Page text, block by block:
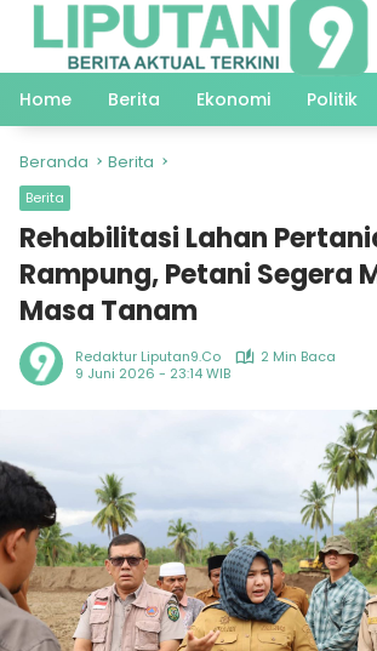
Langsung
Home
Berita Ekonomi Politik
Beranda Berita
Berita
Rehabilitasi Lahan
Rampung, Petani Segera
Masa Tanam
Redaktur Liputan9.co
2 Min Baca
9 Juni 2026 - 23:14 WIB